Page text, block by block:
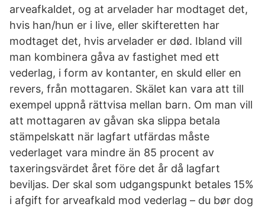
arveafkaldet, og at arvelader har modtaget det,
hvis han/hun er i live, eller skifteretten har
modtaget det, hvis arvelader er død. Ibland vill
man kombinera gåva av fastighet med ett
vederlag, i form av kontanter, en skuld eller en
revers, från mottagaren. Skälet kan vara att till
exempel uppnå rättvisa mellan barn. Om man vill
att mottagaren av gåvan ska slippa betala
stämpelskatt när lagfart utfärdas måste
vederlaget vara mindre än 85 procent av
taxeringsvärdet året före det år då lagfart
beviljas. Der skal som udgangspunkt betales 15%
i afgift for arveafkald mod vederlag – du bør dog